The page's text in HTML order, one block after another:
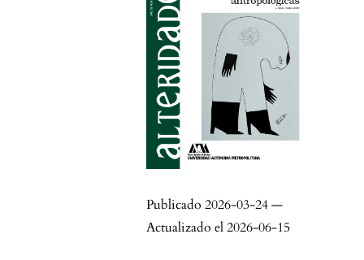
Publicado 2026-03-24 —
Actualizado el 2026-06-15